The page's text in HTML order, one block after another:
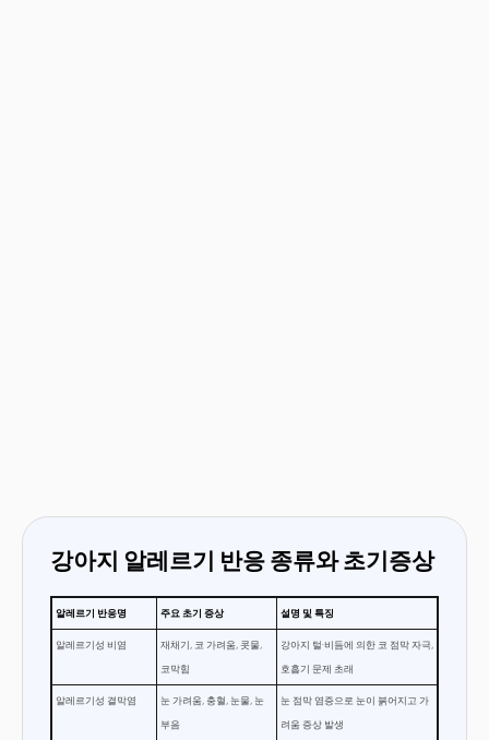
강아지 알레르기 반응 종류와 초기증상
알레르기 반응명 주요 초기 증상 설명 및 특징
알레르기성 비염
재채기, 코 가려움, 콧물,
코막힘
강아지 털·비듬에 의한 코 점막 자극,
호흡기 문제 초래
알레르기성 결막염
눈 가려움, 충혈, 눈물, 눈
부음
눈 점막 염증으로 눈이 붉어지고 가
려움 증상 발생